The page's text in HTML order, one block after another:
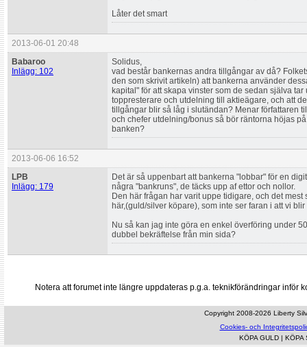
Låter det smart
2013-06-01 20:48
Babaroo
Inlägg: 102
Solidus,
vad består bankernas andra tillgångar av då?
den som skrivit artikeln) att bankerna använder
kapital" för att skapa vinster som de sedan själva
toppresterare och utdelning till aktieägare, och att
tillgångar blir så låg i slutändan? Menar författaren
och chefer utdelning/bonus så bör räntorna höjas
banken?
2013-06-06 16:52
LPB
Inlägg: 179
Det är så uppenbart att bankerna "lobbar" för en
några "bankruns", de täcks upp af ettor och nollor.
Den här frågan har varit uppe tidigare, och det
här,(guld/silver köpare), som inte ser faran i att vi
Nu så kan jag inte göra en enkel överföring under
dubbel bekräftelse från min sida?
Notera att forumet inte längre uppdateras p.g.a. teknikförändringar inför
Copyright 2008-2026 Liberty
Cookies- och
KÖPA GULD| KÖPA